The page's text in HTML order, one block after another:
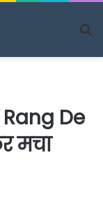
De
मचा